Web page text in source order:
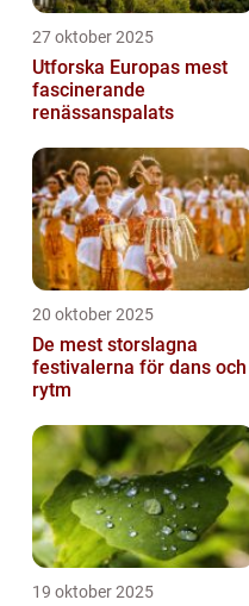
27 oktober 2025
Utforska Europas mest
fascinerande
renässanspalats
20 oktober 2025
De mest storslagna
festivalerna för dans och
rytm
19 oktober 2025